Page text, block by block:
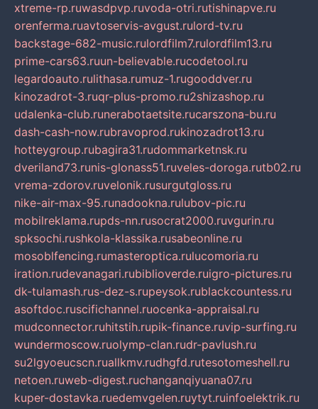
xtreme-rp.ruwasdpvp.ruvoda-otri.rutishinapve.ru
orenferma.ruavtoservis-avgust.rulord-tv.ru
backstage-682-music.rulordfilm7.rulordfilm13.ru
prime-cars63.ruun-believable.rucodetool.ru
legardoauto.rulithasa.rumuz-1.rugooddver.ru
kinozadrot-3.ruqr-plus-promo.ru2shizashop.ru
udalenka-club.runerabotaetsite.rucarszona-bu.ru
dash-cash-now.rubravoprod.rukinozadrot13.ru
hotteygroup.rubagira31.rudommarketnsk.ru
dveriland73.runis-glonass51.ruveles-doroga.rutb02.ru
vrema-zdorov.ruvelonik.rusurgutgloss.ru
nike-air-max-95.runadookna.rulubov-pic.ru
mobilreklama.rupds-nn.rusocrat2000.ruvgurin.ru
spksochi.rushkola-klassika.rusabeonline.ru
mosoblfencing.rumasteroptica.rulucomoria.ru
iration.rudevanagari.rubiblioverde.ruigro-pictures.ru
dk-tulamash.rus-dez-s.rupeysok.rublackcountess.ru
asoftdoc.ruscifichannel.ruocenka-appraisal.ru
mudconnector.ruhitstih.rupik-finance.ruvip-surfing.ru
wundermoscow.ruolymp-clan.rudr-pavlush.ru
su2lgyoeucscn.ruallkmv.rudhgfd.rutesotomeshell.ru
netoen.ruweb-digest.ruchanganqiyuana07.ru
kuper-dostavka.ruedemvgelen.ruytyt.ruinfoelektrik.ru